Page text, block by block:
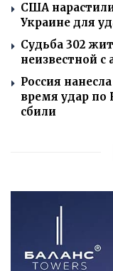
США
Украине для
Судьба 302
неизвестной с
Россия
время удар по
сбили